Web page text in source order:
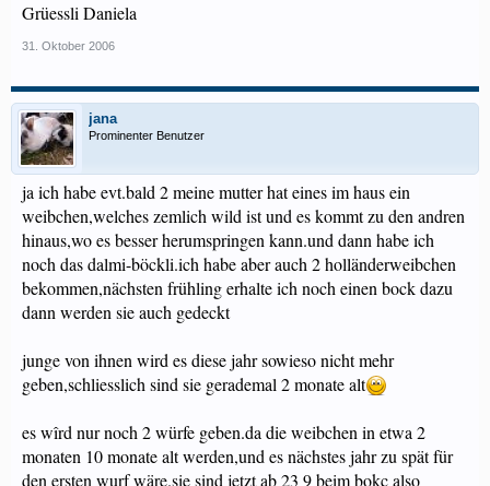
Grüessli Daniela
31. Oktober 2006
jana
Prominenter Benutzer
ja ich habe evt.bald 2 meine mutter hat eines im haus ein
weibchen,welches zemlich wild ist und es kommt zu den andren
hinaus,wo es besser herumspringen kann.und dann habe ich
noch das dalmi-böckli.ich habe aber auch 2 holländerweibchen
bekommen,nächsten frühling erhalte ich noch einen bock dazu
dann werden sie auch gedeckt
junge von ihnen wird es diese jahr sowieso nicht mehr
geben,schliesslich sind sie gerademal 2 monate alt
es wîrd nur noch 2 würfe geben.da die weibchen in etwa 2
monaten 10 monate alt werden,und es nächstes jahr zu spät für
den ersten wurf wäre.sie sind jetzt ab 23 9 beim bokc also